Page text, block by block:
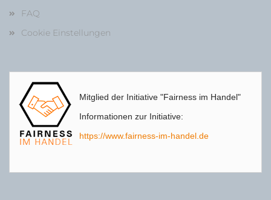
FAQ
Cookie Einstellungen
Mitglied der Initiative "Fairness im Handel"
Informationen zur Initiative:
https://www.fairness-im-handel.de